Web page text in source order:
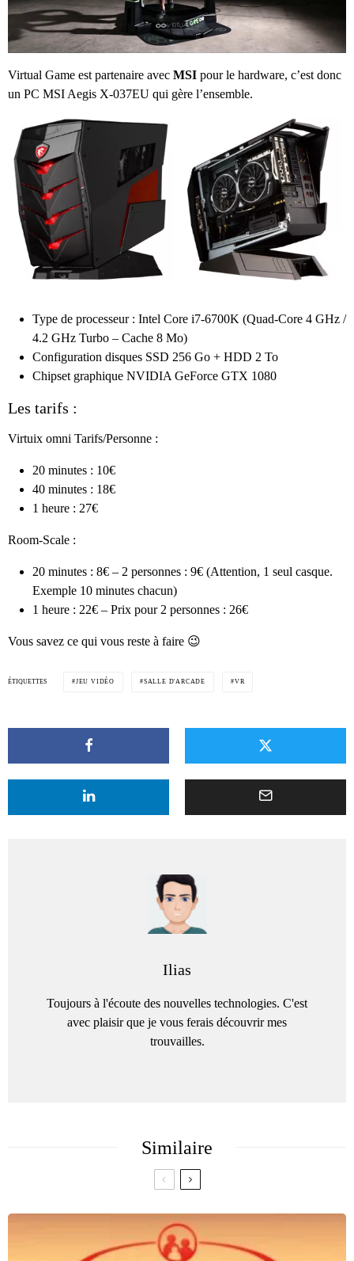
Virtual Game est partenaire avec MSI pour le hardware, c’est donc
un PC MSI Aegis X-037EU qui gère l’ensemble.
Type de processeur : Intel Core i7-6700K (Quad-Core 4 GHz /
4.2 GHz Turbo – Cache 8 Mo)
Configuration disques SSD 256 Go + HDD 2 To
Chipset graphique NVIDIA GeForce GTX 1080
Les tarifs :
Virtuix omni Tarifs/Personne :
20 minutes : 10€
40 minutes : 18€
1 heure : 27€
Room-Scale :
20 minutes : 8€ – 2 personnes : 9€ (Attention, 1 seul casque.
Exemple 10 minutes chacun)
1 heure : 22€ – Prix pour 2 personnes : 26€
Vous savez ce qui vous reste à faire 😉
ÉTIQUETTES JEU VIDÉO SALLE D'ARCADE VR
Ilias
Toujours à l'écoute des nouvelles technologies. C'est
avec plaisir que je vous ferais découvrir mes
trouvailles.
Similaire